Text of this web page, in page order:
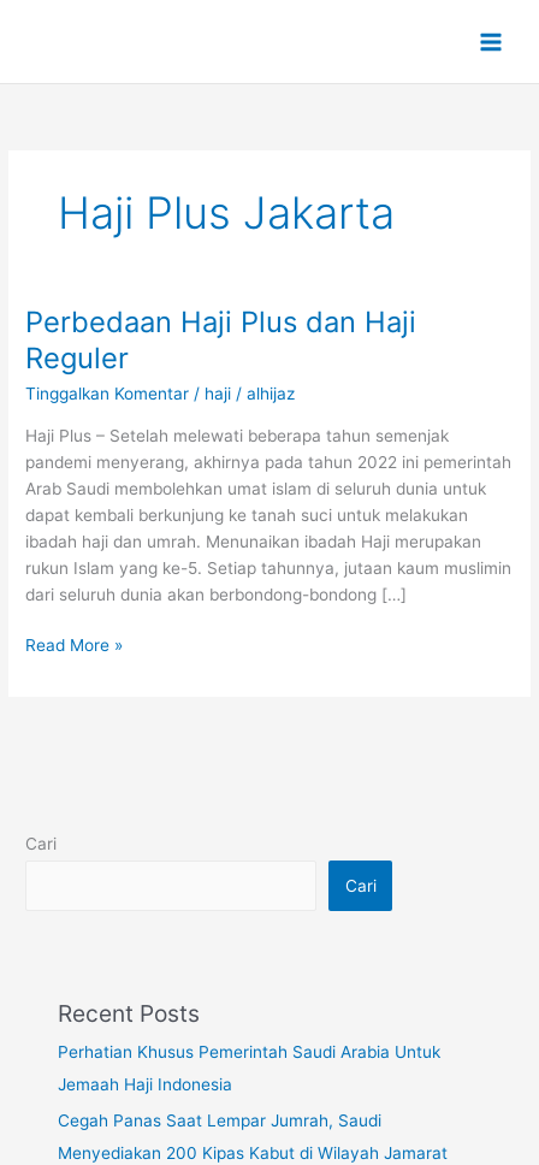
Haji Plus Jakarta
Perbedaan Haji Plus dan Haji
Reguler
Tinggalkan Komentar / haji /alhijaz
Haji Plus – Setelah melewati beberapa tahun semenjak
pandemi menyerang, akhirnya pada tahun 2022 ini pemerintah
Arab Saudi membolehkan umat islam di seluruh dunia untuk
dapat kembali berkunjung ke tanah suci untuk melakukan
ibadah haji dan umrah. Menunaikan ibadah Haji merupakan
rukun Islam yang ke-5. Setiap tahunnya, jutaan kaum muslimin
dari seluruh dunia akan berbondong-bondong […]
Perbedaan
Haji
Plus
dan
Reguler
Read More »
Cari
Cari
Recent Posts
Perhatian Khusus Pemerintah Saudi Arabia Untuk
Jemaah Haji Indonesia
Cegah Panas Saat Lempar Jumrah, Saudi
Menyediakan 200 Kipas Kabut di Wilayah Jamarat